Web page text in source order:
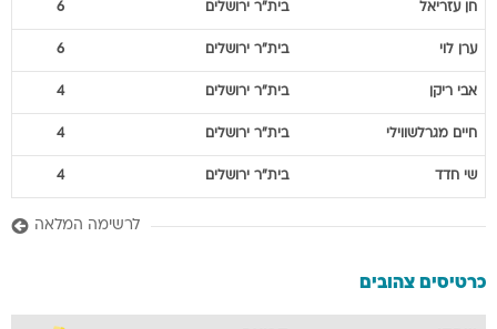
חן עזריאל בית"ר ירושלים 6
ערן לוי בית"ר ירושלים 6
אבי ריקן בית"ר ירושלים 4
חיים מגרלשווילי בית"ר ירושלים 4
שי חדד בית"ר ירושלים 4
לרשימה המלאה
כרטיסים צהובים